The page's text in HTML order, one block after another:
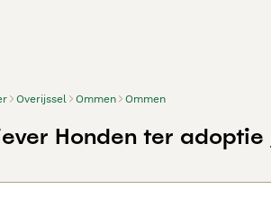
Overijssel Ommen Ommen
Honden ter adoptie